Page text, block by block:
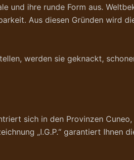
und ihre runde Form aus.
Aus diesen Gründen wird
werden sie geknackt,
sich in den Provinzen
„I.G.P.“ garantiert Ihnen